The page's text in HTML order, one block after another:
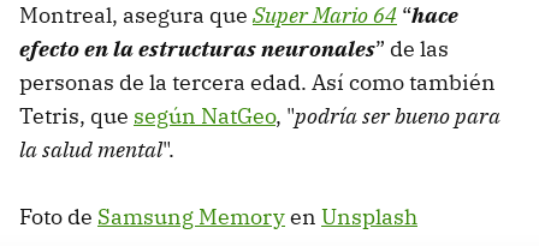
Montreal, asegura que Super Mario 64 “hace
efecto en la estructuras neuronales” de las
personas de la tercera edad. Así como también
Tetris, que según NatGeo, "podría ser bueno para
la salud mental".
Foto de Samsung Memoryen Unsplash